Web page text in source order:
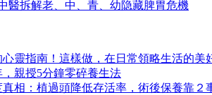
醫拆解老、中、青、幼隐藏脾胃危機
靈指南！這樣做，在日常領略生活的美
親授5分鐘零碎養生法
相：植過頭降低存活率，術後保養靠２